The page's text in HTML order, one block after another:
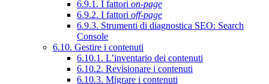
6.9.1. I fattori on-page
6.9.2. I fattori off-page
6.9.3. Strumenti di diagnostica SEO: Search
Console
6.10. Gestire i contenuti
6.10.1. L’inventario dei contenuti
6.10.2. Revisionare i contenuti
6.10.3. Migrare i contenuti